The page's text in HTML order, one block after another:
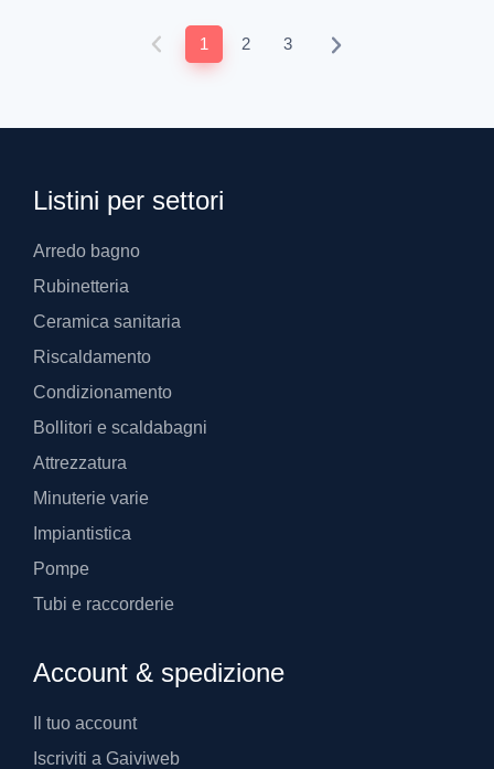
1 2 3
Listini per settori
Arredo bagno
Rubinetteria
Ceramica sanitaria
Riscaldamento
Condizionamento
Bollitori e scaldabagni
Attrezzatura
Minuterie varie
Impiantistica
Pompe
Tubi e raccorderie
Account & spedizione
Il tuo account
Iscriviti a Gaiviweb